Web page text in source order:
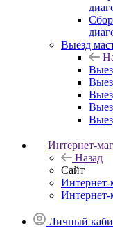
Выезд
Интернет-
Назад
Сайт
Личный